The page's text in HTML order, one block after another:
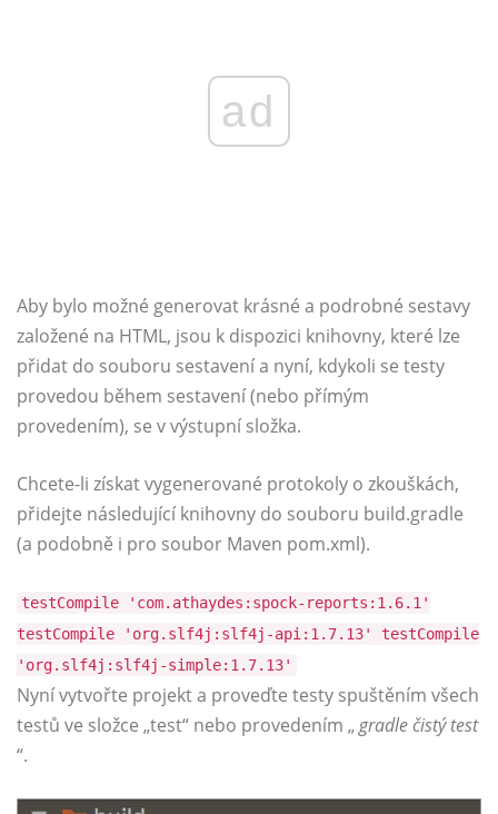
ad
Aby bylo možné generovat krásné a podrobné sestavy
založené na HTML, jsou k dispozici knihovny, které lze
přidat do souboru sestavení a nyní, kdykoli se testy
provedou během sestavení (nebo přímým
provedením), se v výstupní složka.
Chcete-li získat vygenerované protokoly o zkouškách,
přidejte následující knihovny do souboru build.gradle
(a podobně i pro soubor Maven pom.xml).
testCompile 'com.athaydes:spock-reports:1.6.1'
testCompile 'org.slf4j:slf4j-api:1.7.13' testCompile
'org.slf4j:slf4j-simple:1.7.13'
Nyní vytvořte projekt a proveďte testy spuštěním všech
testů ve složce „test“ nebo provedením „ gradle čistý test
“.